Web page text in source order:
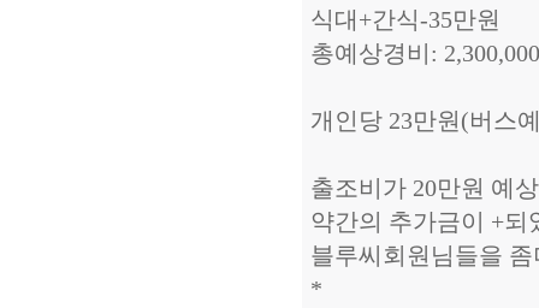
식대+간식-35만원
총예상경비:
개인당 23만원(버스
출조비가 20만원 예
약간의 추가금이 +되
블루씨회원님들을
*